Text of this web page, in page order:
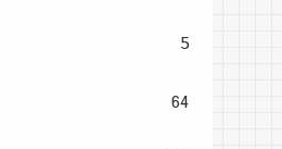
5
64